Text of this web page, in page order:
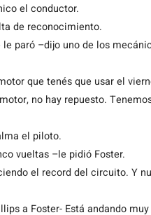
el conductor.
de reconocimiento.
paró –dijo uno de los
que tenés que usar el
no hay repuesto.
el piloto.
vueltas –le pidió Foster.
el record del circuito. Y
a Foster- Está andando